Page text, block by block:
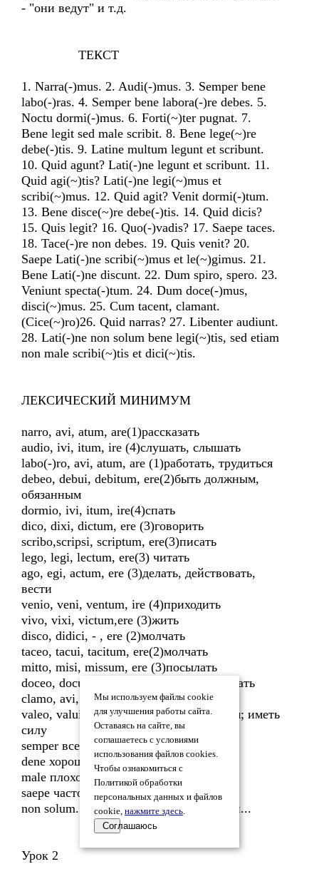
- "они ведут" и т.д.
ТЕКСТ
1. Narra(-)mus. 2. Audi(-)mus. 3. Semper bene
labo(-)ras. 4. Semper bene labora(-)re debes. 5.
Noctu dormi(-)mus. 6. Forti(~)ter pugnat. 7.
Bene legit sed male scribit. 8. Bene lege(~)re
debe(-)tis. 9. Latine multum legunt et scribunt.
10. Quid agunt? Lati(-)ne legunt et scribunt. 11.
Quid agi(~)tis? Lati(-)ne legi(~)mus et
scribi(~)mus. 12. Quid agit? Venit dormi(-)tum.
13. Bene disce(~)re debe(-)tis. 14. Quid dicis?
15. Quis legit? 16. Quo(-)vadis? 17. Saepe taces.
18. Tace(-)re non debes. 19. Quis venit? 20.
Saepe Lati(-)ne scribi(~)mus et le(~)gimus. 21.
Bene Lati(-)ne discunt. 22. Dum spiro, spero. 23.
Veniunt specta(-)tum. 24. Dum doce(-)mus,
disci(~)mus. 25. Cum tacent, clamant.
(Cice(~)ro)26. Quid narras? 27. Libenter audiunt.
28. Lati(-)ne non solum bene legi(~)tis, sed etiam
non male scribi(~)tis et dici(~)tis.
ЛЕКСИЧЕСКИЙ МИНИМУМ
narro, avi, atum, are(1)рассказать
audio, ivi, itum, ire (4)слушать, слышать
labo(-)ro, avi, atum, are (1)работать, трудиться
debeo, debui, debitum, ere(2)быть должным,
обязанным
dormio, ivi, itum, ire(4)спать
dico, dixi, dictum, ere (3)говорить
scribo,scripsi, scriptum, ere(3)писать
lego, legi, lectum, ere(3) читать
ago, egi, actum, ere (3)делать, действовать,
вести
venio, veni, ventum, ire (4)приходить
vivo, vixi, victum,ere (3)жить
disco, didici, - , ere (2)молчать
taceo, tacui, tacitum, ere(2)молчать
mitto, misi, missum, ere (3)посылать
doceo, docui, doctum, ere (2)учить, обучать
clamo, avi, atum, are (1) кричать
valeo, valui, - , valere (2),быть здоровым; иметь
силу
semper всегда
dene хорошо
male плохо
saepe часто
non solum... sed etiam... не только...но и...
Урок 2
Мы используем файлы cookie
для улучшения работы сайта.
Оставаясь на сайте, вы
соглашаетесь с условиями
использования файлов cookies.
Чтобы ознакомиться с
Политикой обработки
персональных данных и файлов
cookie, нажмите здесь.
Соглашаюсь